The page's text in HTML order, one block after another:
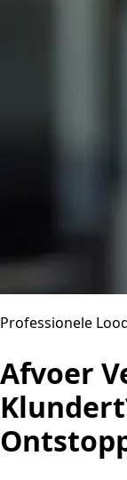
Professionele
Afvoer